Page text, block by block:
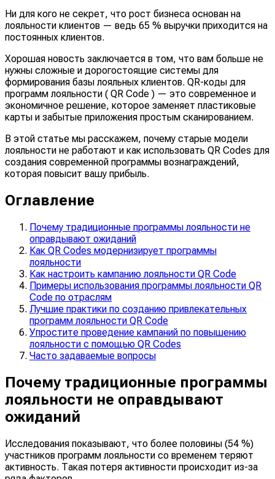
Ни для кого не секрет, что рост бизнеса основан на
лояльности клиентов — ведь 65 % выручки приходится на
постоянных клиентов.
Хорошая новость заключается в том, что вам больше не
нужны сложные и дорогостоящие системы для
формирования базы лояльных клиентов. QR-коды для
программ лояльности ( QR Code ) — это современное и
экономичное решение, которое заменяет пластиковые
карты и забытые приложения простым сканированием.
В этой статье мы расскажем, почему старые модели
лояльности не работают и как использовать QR Codes для
создания современной программы вознаграждений,
которая повысит вашу прибыль.
Оглавление
Почему традиционные программы лояльности не
оправдывают ожиданий
Как QR Codes модернизирует программы
лояльности
Как настроить кампанию лояльности QR Code
Примеры использования программы лояльности QR
Code по отраслям
Лучшие практики по созданию привлекательных
программ лояльности QR Code
Упростите проведение кампаний по повышению
лояльности с помощью QR Codes
Часто задаваемые вопросы
Почему традиционные программы
лояльности не оправдывают
ожиданий
Исследования показывают, что более половины (54 %)
участников программ лояльности со временем теряют
активность. Такая потеря активности происходит из-за